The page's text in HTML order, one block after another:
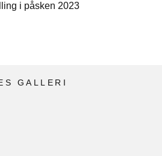
i påsken 2023
GALLERI